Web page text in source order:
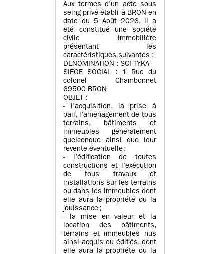
Aux termes d’un acte sous
seing privé établi à BRON en
date du 5 Août 2026, il a
été constitué une société
civile immobilière
présentant les
caractéristiques suivantes :
DENOMINATION : SCI TYKA
SIEGE SOCIAL : 1 Rue du
colonel Chambonnet
69500 BRON
OBJET :
- l’acquisition, la prise à
bail, l’aménagement de tous
terrains, bâtiments et
immeubles généralement
quelconque ainsi que leur
revente éventuelle ;
- l’édification de toutes
constructions et l’exécution
de tous travaux et
installations sur les terrains
ou dans les immeubles dont
elle aura la propriété ou la
jouissance ;
- la mise en valeur et la
location des bâtiments,
terrains et immeubles nus
ainsi acquis ou édifiés, dont
elle aura la propriété ou la